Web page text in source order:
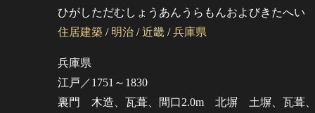
ひがしただむしょうあんうらもんおよびきたへい
住居建築 / 明治 /近畿 /兵庫県
兵庫県
江戸／1751～1830
裏門 木造、瓦葺、間口2.0m 北塀 土塀、瓦葺、